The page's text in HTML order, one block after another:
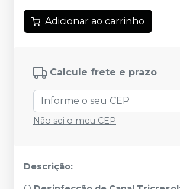
Adicionar ao carrinho
Calcule frete e prazo
Não sei o meu CEP
Descrição: